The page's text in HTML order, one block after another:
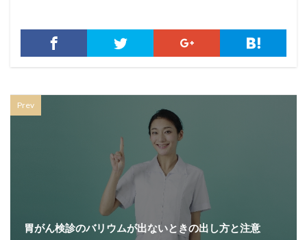
Prev
胃がん検診のバリウムが出ないときの出し方と注意